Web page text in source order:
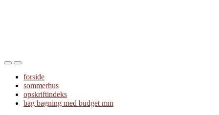
Toggle
mobile
menu
Toggle
the
search
field
forside
sommerhus
opskriftindeks
bag bagning med budget mm